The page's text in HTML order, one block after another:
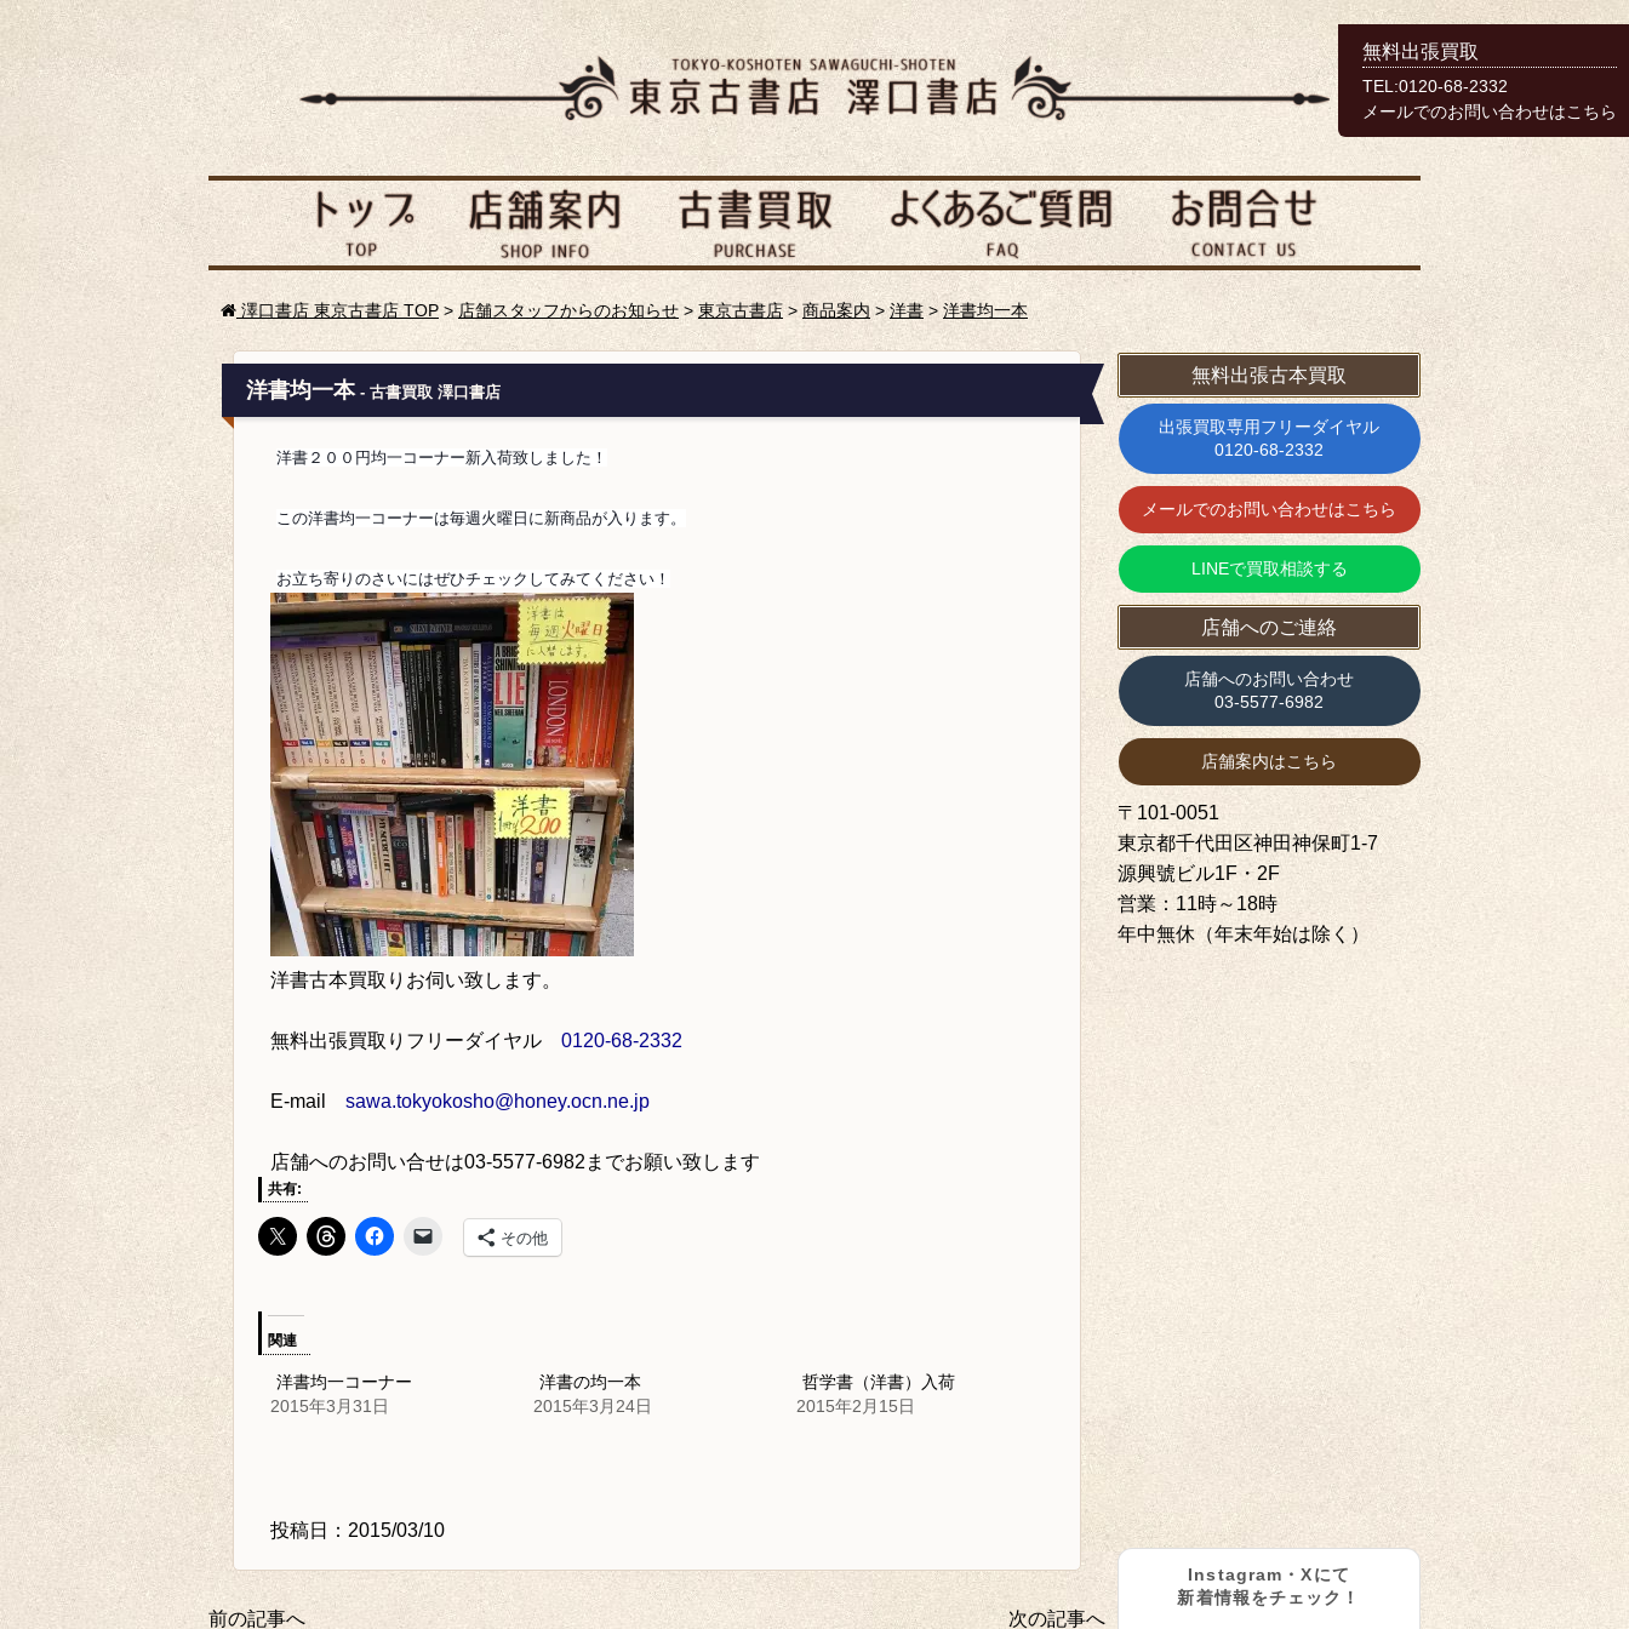
澤口書店 東京古書店 TOP > 店舗スタッフからのお知らせ >東京古書店> 商品案内>洋書 > 洋書均一本
洋書均一本- 古書買取 澤口書店
洋書２００円均一コーナー新入荷致しました！
この洋書均一コーナーは毎週火曜日に新商品が入ります。
お立ち寄りのさいにはぜひチェックしてみてください！
洋書古本買取り お伺い致します。
無料出張買取りフリーダイヤル 0120-68-2332
E-mail sawa.tokyokosho@honey.ocn.ne.jp
店舗へのお問い合せは03-5577-6982 までお願い致します
共有:
その他
関連
洋書均一コーナー
2015年3月31日
洋書の均一本
2015年3月24日
哲学書（洋書）入荷
2015年2月15日
投稿日：2015/03/10
次の記事へ
前の記事へ
無料出張古本買取
出張買取専用フリーダイヤル
0120-68-2332
メールでのお問い合わせはこちら
LINEで買取相談する
店舗へのご連絡
店舗へのお問い合わせ
03-5577-6982
店舗案内はこちら
〒101-0051
東京都千代田区神田神保町1‐7
源興號ビル1F・2F
営業：11時～18時
年中無休（年末年始は除く）
Instagram・Xにて
新着情報をチェック！
無料出張買取
TEL:0120-68-2332
メールでのお問い合わせはこちら